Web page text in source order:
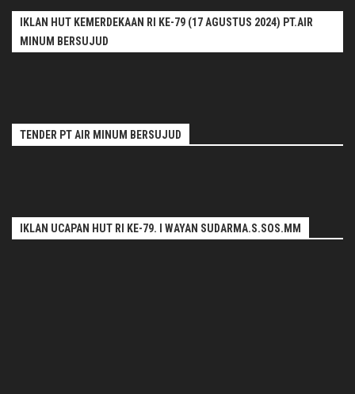
IKLAN HUT KEMERDEKAAN RI KE-79 (17 AGUSTUS 2024) PT.AIR
MINUM BERSUJUD
TENDER PT AIR MINUM BERSUJUD
IKLAN UCAPAN HUT RI KE-79. I WAYAN SUDARMA.S.SOS.MM